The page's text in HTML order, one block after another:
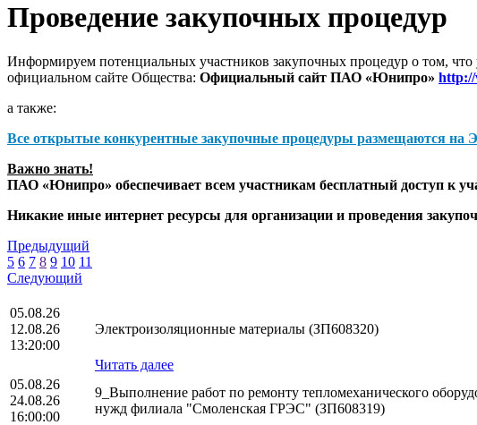
Проведение закупочных процедур
Информируем потенциальных участников закупочных процедур о том,
официальном сайте Общества: Официальный сайт ПАО «Юнипро» http://
а также:
Все открытые конкурентные закупочные процедуры размещаются на
Важно знать!
ПАО «Юнипро» обеспечивает всем участникам бесплатный доступ к
Никакие иные интернет ресурсы для организации и проведения
Предыдущий
5 6 7 8 9 10 11
Следующий
05.08.26
12.08.26
13:20:00
Электроизоляционные материалы (ЗП608320)
Читать далее
05.08.26
24.08.26
16:00:00
9_Выполнение работ по ремонту тепломеханического
нужд филиала "Смоленская ГРЭС" (ЗП608319)